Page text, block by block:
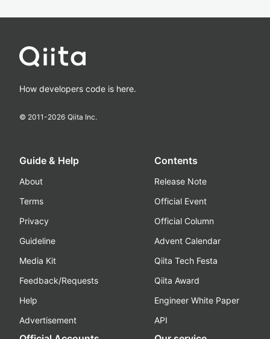
How developers code is here.
© 2011-2026 Qiita Inc.
Guide & Help
About
Terms
Privacy
Guideline
Media Kit
Feedback/Requests
Help
Advertisement
Contents
Release Note
Official Event
Official Column
Advent Calendar
Qiita Tech Festa
Qiita Award
Engineer White Paper
API